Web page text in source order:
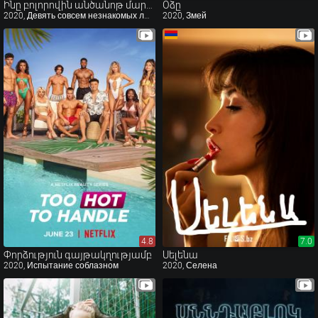
Ինը բոլորովին անծանոթ մարդիկ
2020, Девять совсем незнакомых людей
Օձը
2020, Змей
4.8
4.8
Փորձություն գայթակղությամբ
2020, Испытание соблазном
7.0
7.0
Սելենա
2020, Селена